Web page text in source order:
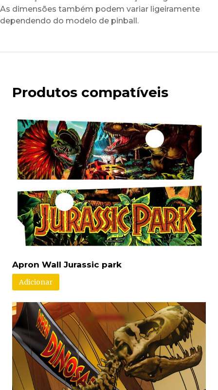
As dimensões também podem variar ligeiramente
dependendo do modelo de pinball.
Produtos compatíveis
Apron Wall Jurassic park
Adicionar